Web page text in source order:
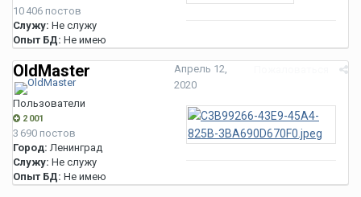
10 406 постов
Служу: Не служу
Опыт БД: Не имею
OldMaster
Пользователи
2 001
3 690 постов
Город: Ленинград
Служу: Не служу
Опыт БД: Не имею
Апрель 12,
2020